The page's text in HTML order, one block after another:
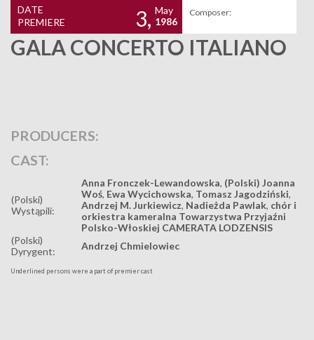
DATE
PREMIERE
3, May
1986
Composer:
GALA CONCERTO ITALIANO
PRODUCERS:
CAST:
(Polski)
Wystąpili:
Anna Fronczek-Lewandowska, (Polski) Joanna
Woś, Ewa Wycichowska, Tomasz Jagodziński,
Andrzej M. Jurkiewicz, Nadieżda Pawlak, chór i
orkiestra kameralna Towarzystwa Przyjaźni
Polsko-Włoskiej CAMERATA LODZENSIS
(Polski)
Dyrygent:
Andrzej Chmielowiec
Underlined persons were a part of premier cast